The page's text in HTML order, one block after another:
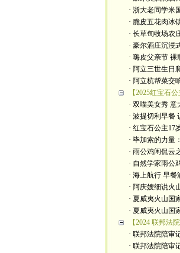
· 浙大老同学米
· 脆皮五花肉冰
· 长草甸牧场农
· 豪尔酒庄沉浸
· 嗨皮父亲节
· 阿立三世生日
· 阿立杭帮菜交
【2025红宝石
· 双喵美女秀 意
· 波提切利早餐
· 红宝石公主17
· 毕加索的力量
· 雨公鸡闲侃云
· 自然学家雨公
· 海上航行 早
· 阿庆嫂细说火
· 夏威夷火山国
· 夏威夷火山国
【2024 联邦法
· 联邦法院陪审
· 联邦法院陪审